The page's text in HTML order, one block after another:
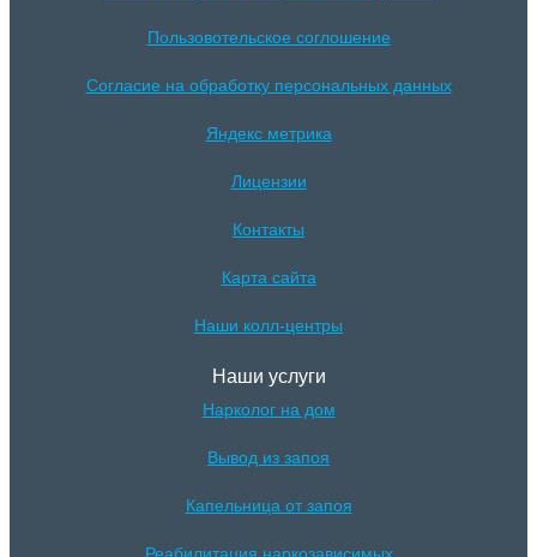
Пользовотельское соглошение
Согласие на обработку персональных данных
Яндекс метрика
Лицензии
Контакты
Карта сайта
Наши колл-центры
Наши услуги
Нарколог на дом
Вывод из запоя
Капельница от запоя
Реабилитация наркозависимых